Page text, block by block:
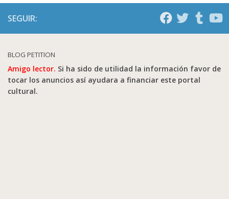
SEGUIR:
BLOG PETITION
Amigo lector. Si ha sido de utilidad la información favor de
tocar los anuncios así ayudara a financiar este portal
cultural.